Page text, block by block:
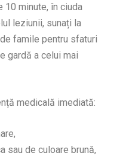
10 minute, în ciuda
leziunii, sunați la
famile pentru sfaturi
gardă a celui mai
medicală imediată:
sau de culoare brună,